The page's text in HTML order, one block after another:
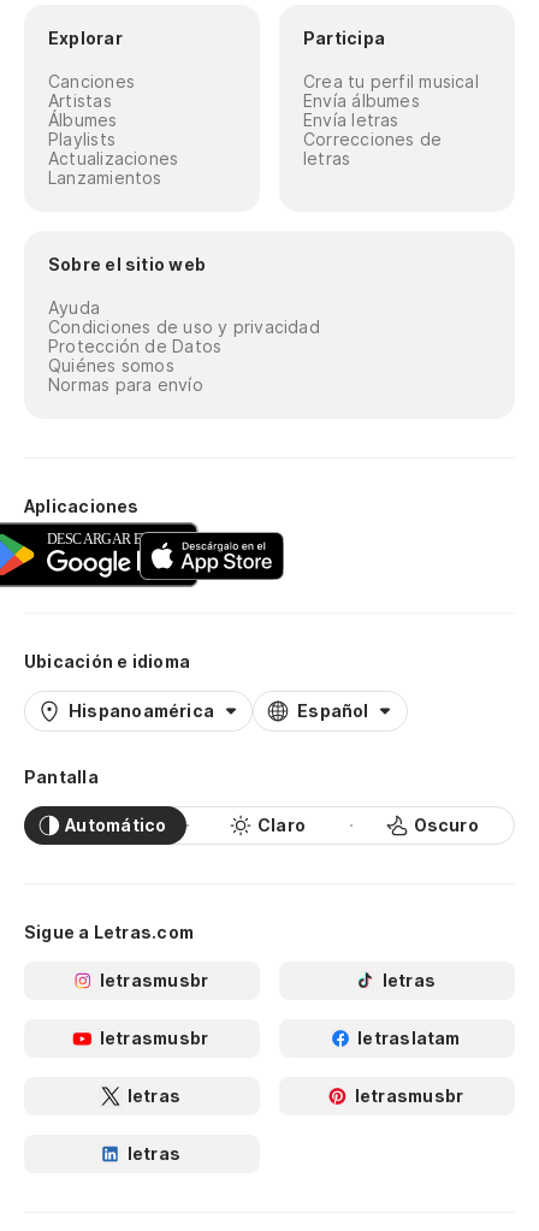
Explorar
Canciones
Artistas
Álbumes
Playlists
Actualizaciones
Lanzamientos
Participa
Crea tu perfil musical
Envía álbumes
Envía letras
Correcciones de
letras
Sobre el sitio web
Ayuda
Condiciones de uso y privacidad
Protección de Datos
Quiénes somos
Normas para envío
Aplicaciones
Ubicación e idioma
Hispanoamérica Español
Pantalla
Automático Claro Oscuro
Sigue a Letras.com
letrasmusbr letras
letrasmusbr letraslatam
letras letrasmusbr
letras